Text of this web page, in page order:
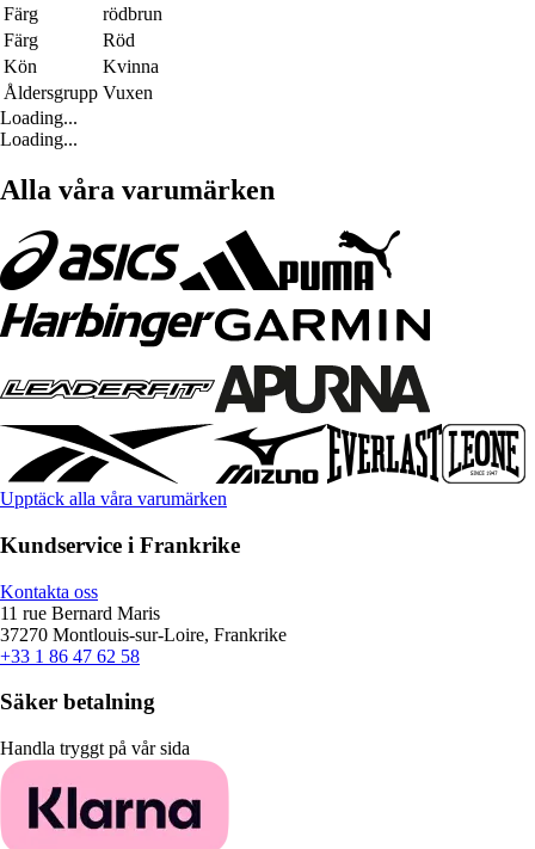
Färg
rödbrun
Färg
Röd
Kön
Kvinna
Åldersgrupp Vuxen
Loading...
Loading...
Alla våra varumärken
Upptäck alla våra varumärken
Kundservice i Frankrike
Kontakta oss
11 rue Bernard Maris
37270 Montlouis-sur-Loire, Frankrike
+33 1 86 47 62 58
Säker betalning
Handla tryggt på vår sida